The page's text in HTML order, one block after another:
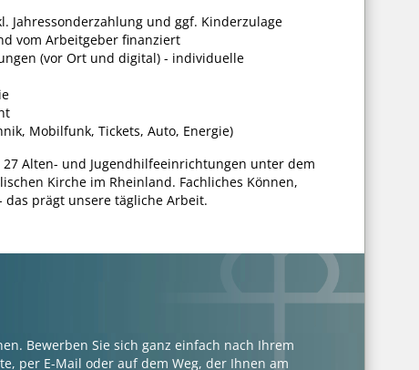
Jahressonderzahlung und ggf. Kinderzulage
vom Arbeitgeber finanziert
(vor Ort und digital) - individuelle
Mobilfunk, Tickets, Auto, Energie)
27 Alten- und Jugendhilfeeinrichtungen unter dem
Kirche im Rheinland. Fachliches Können,
prägt unsere tägliche Arbeit.
Bewerben Sie sich ganz einfach nach Ihrem
per E-Mail oder auf dem Weg, der Ihnen am